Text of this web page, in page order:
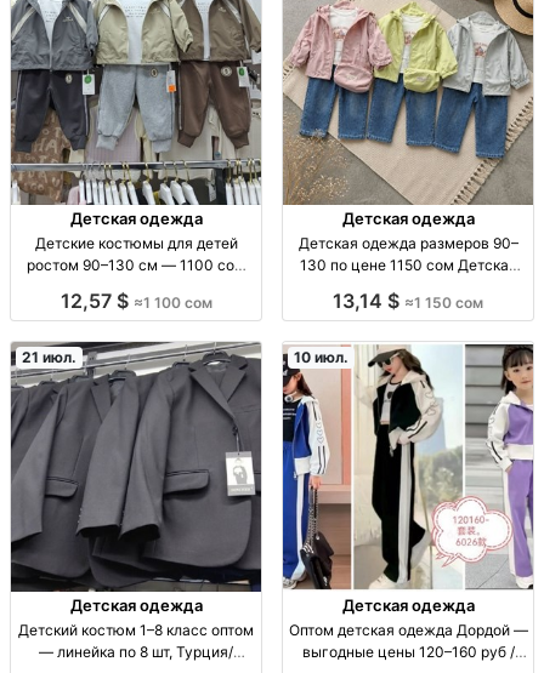
Детская одежда
Детские костюмы для детей
ростом 90–130 см — 1100 сом
см, 1100 сом
12,57 $ ≈1 100 сом
Детская одежда
Детская одежда размеров 90–
130 по цене 1150 сом Детская
13,14 $ ≈1 150 сом
21 июл.
Детская одежда
Детский костюм 1–8 класс оптом
— линейка по 8 шт, Турция/
10 июл.
Детская одежда
Оптом детская одежда Дордой —
выгодные цены 120–160 руб /